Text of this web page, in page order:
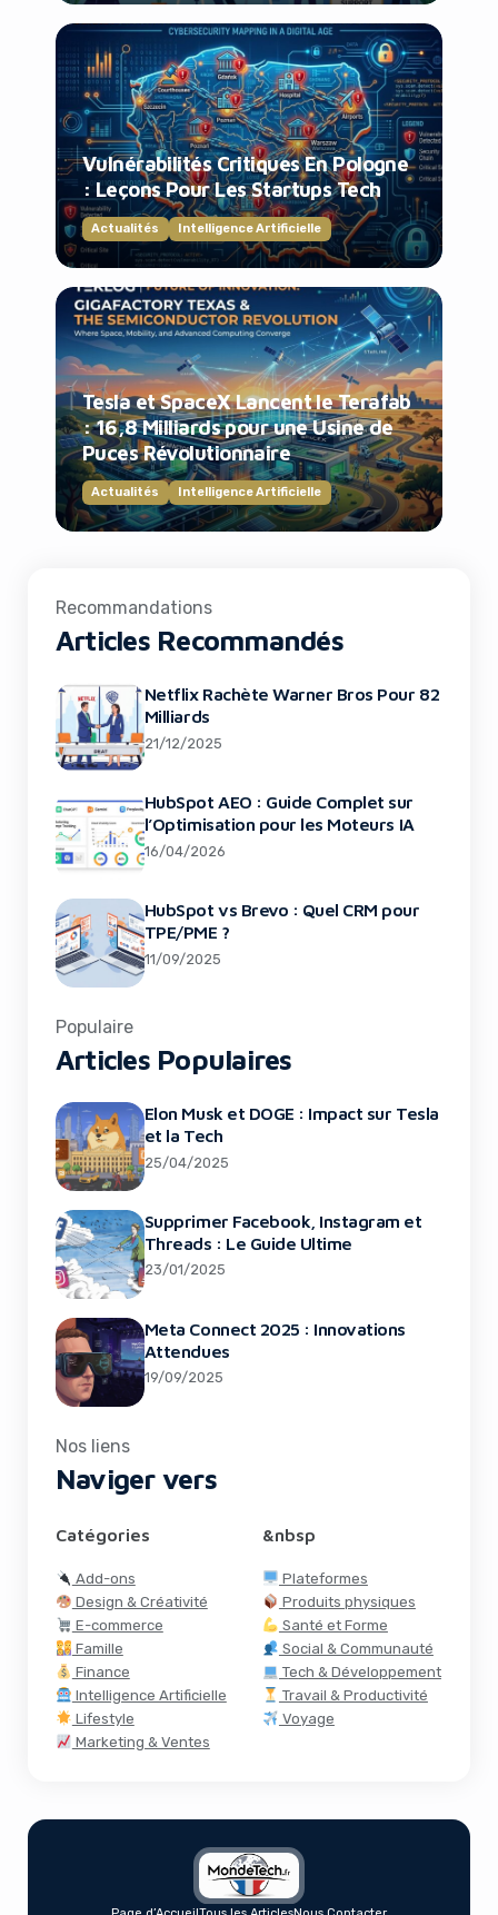
Vulnérabilités Critiques En Pologne
: Leçons Pour Les Startups Tech
Actualités Intelligence Artificielle
Tesla et SpaceX Lancent le Terafab
: 16,8 Milliards pour une Usine de
Puces Révolutionnaire
Actualités Intelligence Artificielle
Recommandations
Articles Recommandés
Netflix Rachète Warner Bros Pour 82
Milliards
21/12/2025
HubSpot AEO : Guide Complet sur
l’Optimisation pour les Moteurs IA
16/04/2026
HubSpot vs Brevo : Quel CRM pour
TPE/PME ?
11/09/2025
Populaire
Articles Populaires
Elon Musk et DOGE : Impact sur Tesla
et la Tech
25/04/2025
Supprimer Facebook, Instagram et
Threads : Le Guide Ultime
23/01/2025
Meta Connect 2025 : Innovations
Attendues
19/09/2025
Nos liens
Naviger vers
Catégories
Add-ons
Design & Créativité
E-commerce
Famille
Finance
Intelligence Artificielle
Lifestyle
Marketing & Ventes
&nbsp
Plateformes
Produits physiques
Santé et Forme
Social & Communauté
Tech & Développement
Travail & Productivité
Voyage